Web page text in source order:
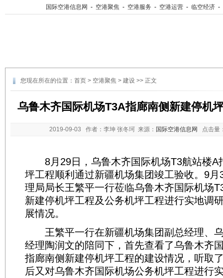
国际空港信息网 - 空港聚焦 - 空港服务 - 空港运营 - 临空经济 -
您现在所在的位置： 首页 > 空港聚焦 > 建设 >> 正文
乌鲁木齐国际机场T3A指廊南侧新建停机
2019-09-03 作者：李坤 张冬珂 来源： 国际空港信息网 点击量
8月29日，乌鲁木齐国际机场T3航站楼A
坪工程顺利通过新疆机场集团竣工验收。9
理局局长王繁平一行莅临乌鲁木齐国际机场
新建停机坪工程及公务机坪工程进行实地调
展情况。
王繁平一行在新疆机场集团副总经理、
经理陶润文的陪同下，首先查看了乌鲁木齐
指廊南侧新建停机坪工程的建设情况，听取
后又对乌鲁木齐国际机场公务机坪工程进行